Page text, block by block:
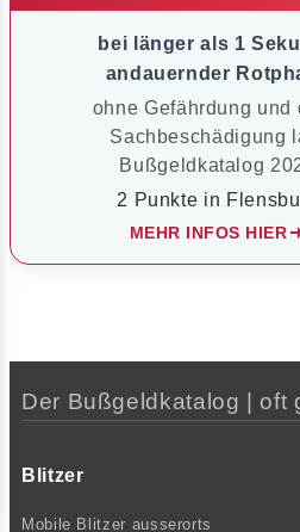
bei länger als 1
andauernder
ohne Gefährdung und
Sachbeschädigung
Bußgeldkatalog
2 Punkte in
MEHR INFOS HIER
Der Bußgeldkatalog | oft
Blitzer
Mobile Blitzer ausserorts